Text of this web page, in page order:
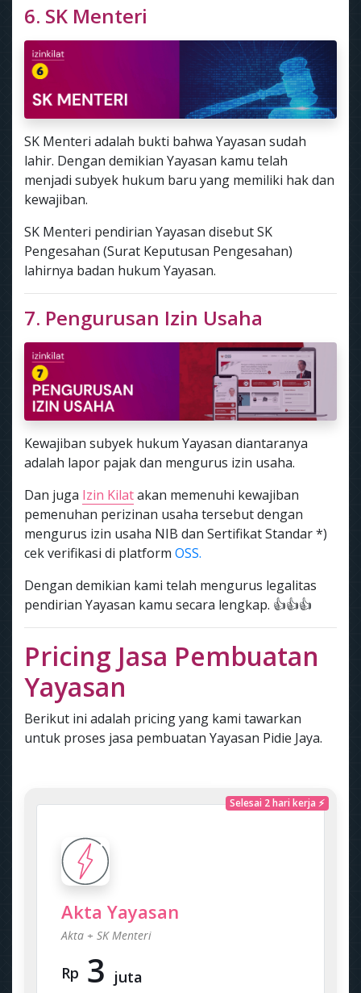
6. SK Menteri
SK Menteri adalah bukti bahwa Yayasan sudah
lahir. Dengan demikian Yayasan kamu telah
menjadi subyek hukum baru yang memiliki hak dan
kewajiban.
SK Menteri pendirian Yayasan disebut SK
Pengesahan (Surat Keputusan Pengesahan)
lahirnya badan hukum Yayasan.
7. Pengurusan Izin Usaha
Kewajiban subyek hukum Yayasan diantaranya
adalah lapor pajak dan mengurus izin usaha.
Dan juga Izin Kilatakan memenuhi kewajiban
pemenuhan perizinan usaha tersebut dengan
mengurus izin usaha NIB dan Sertifikat Standar *)
cek verifikasi di platform OSS.
Dengan demikian kami telah mengurus legalitas
pendirian Yayasan kamu secara lengkap. 👍👍👍
Pricing Jasa Pembuatan
Yayasan
Berikut ini adalah pricing yang kami tawarkan
untuk proses jasa pembuatan Yayasan Pidie Jaya.
Selesai 2 hari kerja ⚡
Akta Yayasan
Akta + SK Menteri
Rp 3 juta